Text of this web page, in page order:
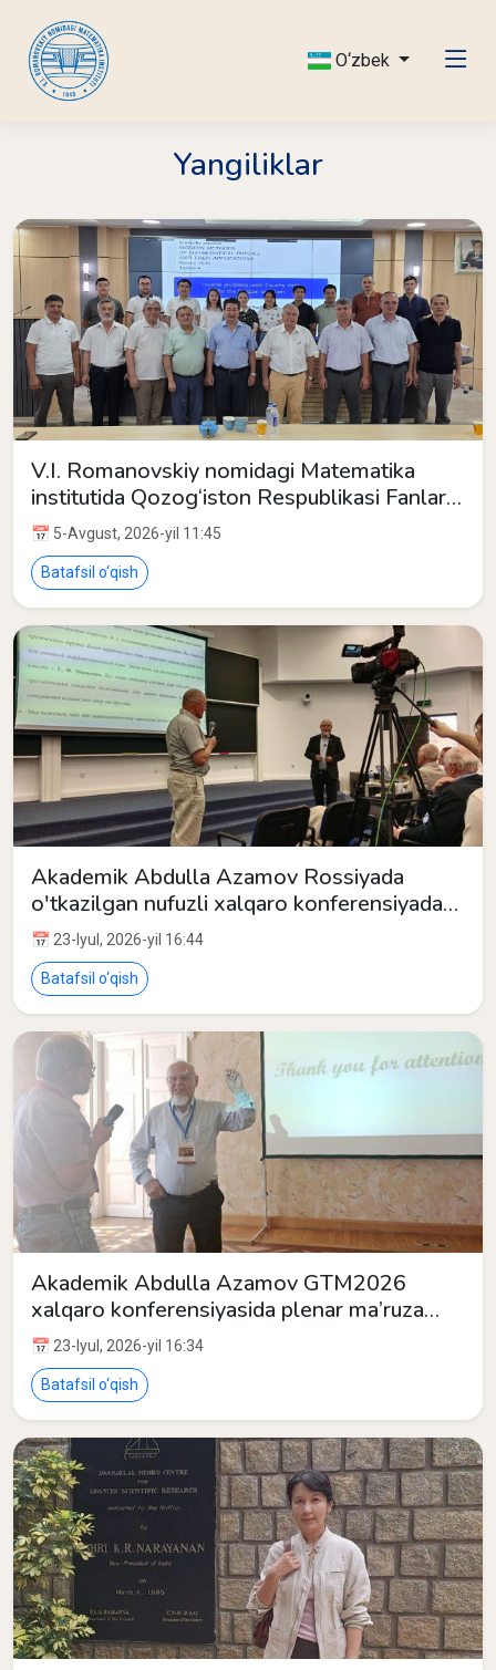
O‘zbek
Yangiliklar
V.I. Romanovskiy nomidagi Matematika
institutida Qozog‘iston Respublikasi Fanlar
akademiyasi akademigi M.A. Sadibekov
ishtirokida ilmiy seminar bo‘lib o‘tdi
📅 5-Avgust, 2026-yil 11:45
Batafsil o‘qish
Akademik Abdulla Azamov Rossiyada
o'tkazilgan nufuzli xalqaro konferensiyada
ma'ruza qildi
📅 23-Iyul, 2026-yil 16:44
Batafsil o‘qish
Akademik Abdulla Azamov GTM2026
xalqaro konferensiyasida plenar ma’ruza
bilan ishtirok etdi
📅 23-Iyul, 2026-yil 16:34
Batafsil o‘qish